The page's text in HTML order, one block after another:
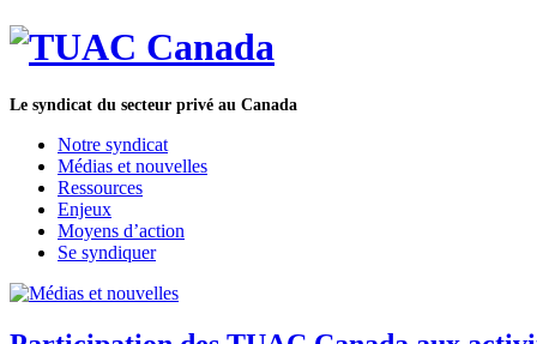
Le syndicat du secteur privé au Canada
Notre syndicat
Médias et nouvelles
Ressources
Enjeux
Moyens d’action
Se syndiquer